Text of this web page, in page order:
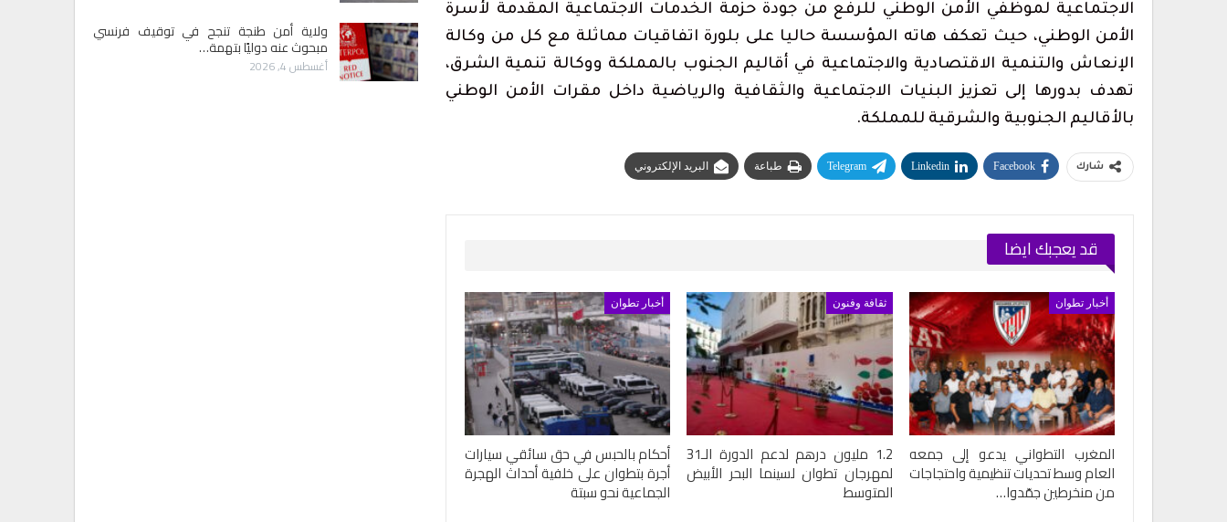
الاجتماعية لموظفي الأمن الوطني للرفع من جودة حزمة الخدمات الاجتماعية المقدمة لأسرة
الأمن الوطني، حيث تعكف هاته المؤسسة حاليا على بلورة اتفاقيات مماثلة مع كل من وكالة
الإنعاش والتنمية الاقتصادية والاجتماعية في أقاليم الجنوب بالمملكة ووكالة تنمية الشرق،
تهدف بدورها إلى تعزيز البنيات الاجتماعية والثقافية والرياضية داخل مقرات الأمن الوطني
بالأقاليم الجنوبية والشرقية للمملكة.
شارك Facebook
Linkedin
Telegram طباعة البريد الإلكتروني
قد يعجبك ايضا
أخبار تطوان
المغرب التطواني يدعو إلى جمعه
العام وسط تحديات تنظيمية واحتجاجات
من منخرطين جمّدوا…
ثقافة وفنون
1.2 مليون درهم لدعم الدورة الـ31
لمهرجان تطوان لسينما البحر الأبيض
المتوسط
أخبار تطوان
أحكام بالحبس في حق سائقي سيارات
أجرة بتطوان على خلفية أحداث الهجرة
الجماعية نحو سبتة
73 ألف مهاجر غادروا سبتة إلى المغرب وعدد
القتلى يرتفع لـ71
أغسطس 2, 2026
ولاية أمن طنجة تنجح في توقيف فرنسي
مبحوث عنه دوليًا بتهمة…
أغسطس 4, 2026